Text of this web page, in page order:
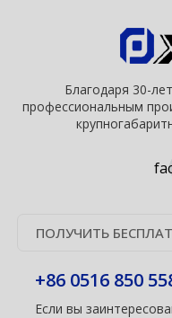
Благодаря 30-
профессиональным
ПОЛУЧИТЬ
+86 0516 850
Если вы